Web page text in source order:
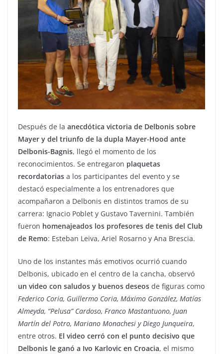
Después de la anecdótica victoria de Delbonis sobre
Mayer y del triunfo de la dupla Mayer-Hood ante
Delbonis-Bagnis, llegó el momento de los
reconocimientos. Se entregaron plaquetas
recordatorias a los participantes del evento y se
destacó especialmente a los entrenadores que
acompañaron a Delbonis en distintos tramos de su
carrera: Ignacio Poblet y Gustavo Tavernini. También
fueron homenajeados los profesores de tenis del Club
de Remo: Esteban Leiva, Ariel Rosarno y Ana Brescia.
Uno de los instantes más emotivos ocurrió cuando
Delbonis, ubicado en el centro de la cancha, observó
un video con saludos y buenos deseos de figuras como
Federico Coria, Guillermo Coria, Máximo González, Matías
Almeyda, “Pelusa” Cardoso, Franco Mastantuono, Juan
Martín del Potro, Mariano Monachesi y Diego Junqueira,
entre otros. El video cerró con el punto decisivo que
Delbonis le ganó a Ivo Karlovic en Croacia, el mismo